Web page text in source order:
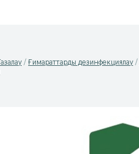
Тазалау Ғимараттарды дезинфекциялау